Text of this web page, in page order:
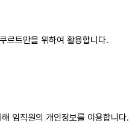
르트만을 위하여 활용합니다.
임직원의 개인정보를 이용합니다.